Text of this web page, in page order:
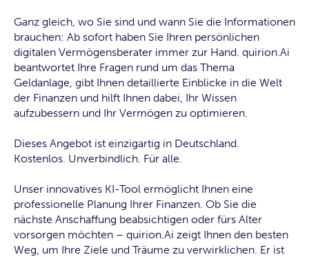
Ganz gleich, wo Sie sind und wann Sie die Informationen
brauchen: Ab sofort haben Sie Ihren persönlichen
digitalen Vermögensberater immer zur Hand. quirion.Ai
beantwortet Ihre Fragen rund um das Thema
Geldanlage, gibt Ihnen detaillierte Einblicke in die Welt
der Finanzen und hilft Ihnen dabei, Ihr Wissen
aufzubessern und Ihr Vermögen zu optimieren.
Dieses Angebot ist einzigartig in Deutschland.
Kostenlos. Unverbindlich. Für alle.
Unser innovatives KI-Tool ermöglicht Ihnen eine
professionelle Planung Ihrer Finanzen. Ob Sie die
nächste Anschaffung beabsichtigen oder fürs Alter
vorsorgen möchten – quirion.Ai zeigt Ihnen den besten
Weg, um Ihre Ziele und Träume zu verwirklichen. Er ist